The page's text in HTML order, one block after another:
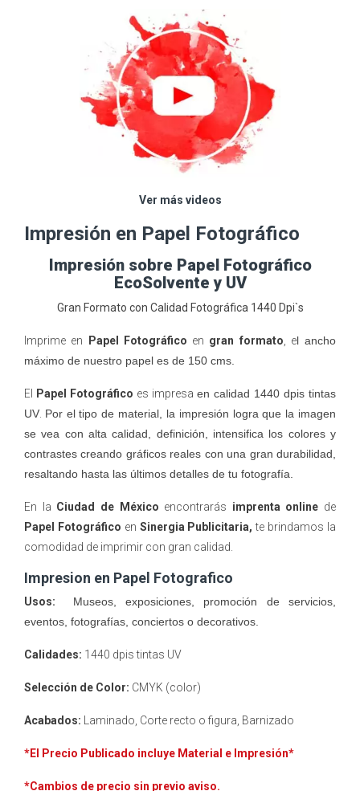
Ver más videos
Impresión en Papel Fotográfico
Impresión sobre Papel Fotográfico
EcoSolvente y UV
Gran Formato con Calidad Fotográfica 1440 Dpi`s
Imprime en Papel Fotográfico en gran formato el ancho
máximo de nuestro papel es de 150 cms.
El Papel Fotográfico es impresa en calidad 1440 dpis tintas
UV Por el tipo de material, la impresión logra que la imagen
se vea con alta calidad, definición, intensifica los colores y
contrastes creando gráficos reales con una gran durabilidad,
resaltando hasta las últimos detalles de tu fotografía.
En la Ciudad de México encontrarás imprenta online de
Papel Fotográfico en Sinergia Publicitaria,te brindamos la
comodidad de imprimir con gran calidad.
Impresion en Papel Fotografico
Usos:
Museos, exposiciones, promoción de servicios,
eventos, fotografías, conciertos o decorativos.
Calidades: 1440 dpis tintas UV
Selección de Color: CMYK (color)
Acabados: Laminado, Corte recto o figura, Barnizado
*El Precio Publicado incluye Material e Impresión*
*Cambios de precio sin previo aviso.